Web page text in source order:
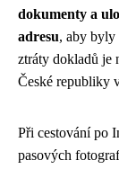
dokumenty a
adresu, aby byly
ztráty dokladů je
České republiky
Při cestování po
pasových